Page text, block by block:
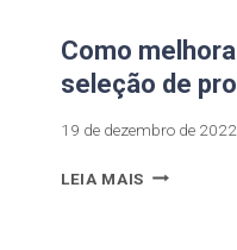
Como
seleção de
19 de dezembro de 2022
LEIA MAIS